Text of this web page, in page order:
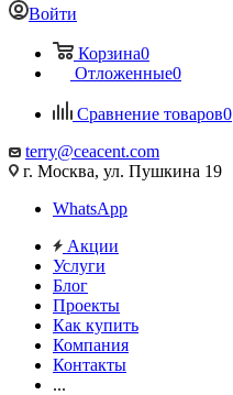
Войти
Корзина0
Отложенные0
Сравнение товаров0
terry@ceacent.com
г. Москва, ул. Пушкина 19
WhatsApp
Акции
Услуги
Блог
Проекты
Как купить
Компания
Контакты
...